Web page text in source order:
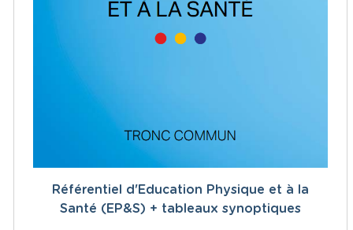
Référentiel d'Education Physique et à la
Santé (EP&S) + tableaux synoptiques